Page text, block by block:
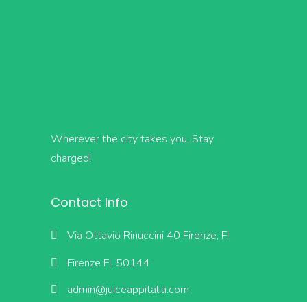
Wherever the city takes you, Stay
charged!
Contact Info
Via Ottavio Rinuccini 40 Firenze, FI
Firenze FI, 50144
admin@juiceappitalia.com